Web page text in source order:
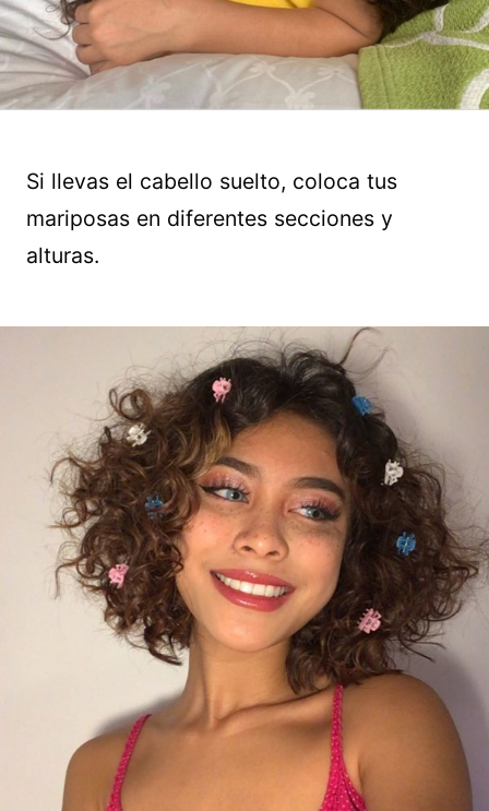
Si llevas el cabello suelto, coloca tus
mariposas en diferentes secciones y
alturas.